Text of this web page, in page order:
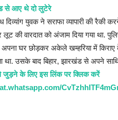
से आए थे दो लुटेरे
दिव्यांग युवक ने सराफा व्यापारी की
लूट की वारदात को अंजाम दिया गया था.
अपना घर छोड़कर अकेले खम्हरिया में
था. उसके बाद बिहार, झारखंड से अपने
जुड़ने के लिए इस लिंक पर क्लिक करें